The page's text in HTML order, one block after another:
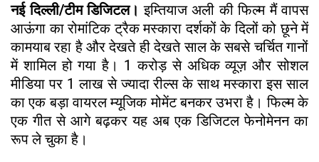
नई दिल्ली/टीम डिजिटल।इम्तियाज अली की फिल्म मैं वापस
आऊंगा का रोमांटिक ट्रैक मस्कारा दर्शकों के दिलों को छूने में
कामयाब रहा है और देखते ही देखते साल के सबसे चर्चित गानों
में शामिल हो गया है। 1 करोड़ से अधिक व्यूज़ और सोशल
मीडिया पर 1 लाख से ज्यादा रील्स के साथ मस्कारा इस साल
का एक बड़ा वायरल म्यूजिक मोमेंट बनकर उभरा है। फिल्म के
एक गीत से आगे बढ़कर यह अब एक डिजिटल फेनोमेनन का
रूप ले चुका है।